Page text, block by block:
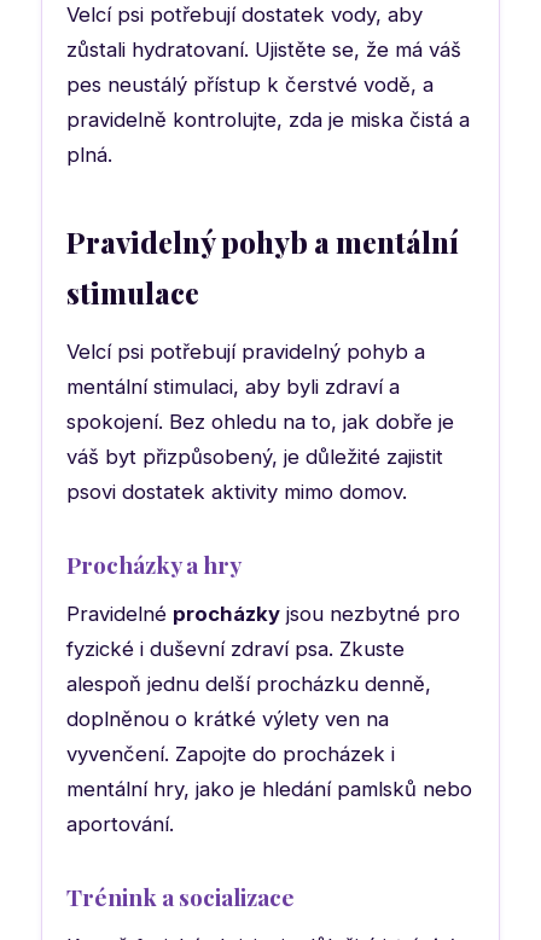
Velcí psi potřebují dostatek vody, aby
zůstali hydratovaní. Ujistěte se, že má váš
pes neustálý přístup k čerstvé vodě, a
pravidelně kontrolujte, zda je miska čistá a
plná.
Pravidelný pohyb a mentální
stimulace
Velcí psi potřebují pravidelný pohyb a
mentální stimulaci, aby byli zdraví a
spokojení. Bez ohledu na to, jak dobře je
váš byt přizpůsobený, je důležité zajistit
psovi dostatek aktivity mimo domov.
Procházky a hry
Pravidelné procházky jsou nezbytné pro
fyzické i duševní zdraví psa. Zkuste
alespoň jednu delší procházku denně,
doplněnou o krátké výlety ven na
vyvenčení. Zapojte do procházek i
mentální hry, jako je hledání pamlsků nebo
aportování.
Trénink a socializace